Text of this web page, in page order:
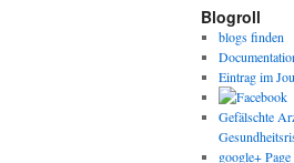
Blogroll
blogs finden
Eintrag im
Gefälschte
google+ Page